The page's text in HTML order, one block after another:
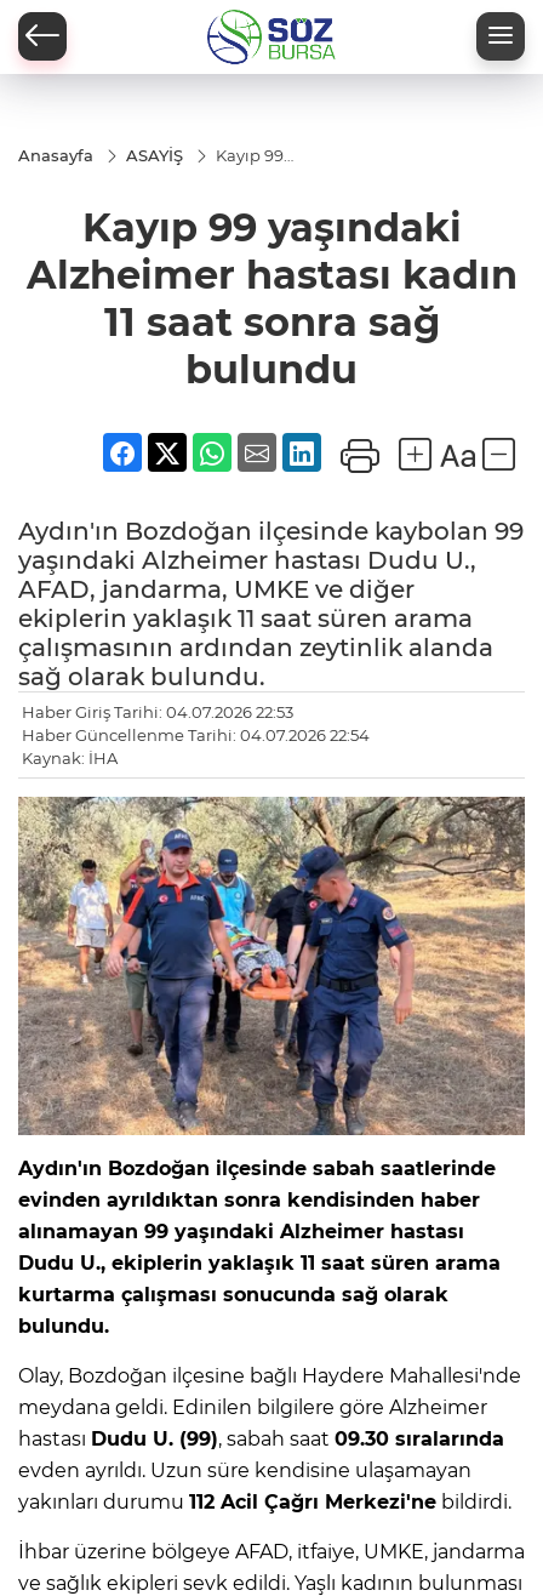
Anasayfa ASAYİŞ
Kayıp 99
hastası
kadın 11
saat sonra
sağ
bulundu
Kayıp 99 yaşındaki
Alzheimer hastası kadın
11 saat sonra sağ
bulundu
Aydın'ın Bozdoğan ilçesinde kaybolan 99
yaşındaki Alzheimer hastası Dudu U.,
AFAD, jandarma, UMKE ve diğer
ekiplerin yaklaşık 11 saat süren arama
çalışmasının ardından zeytinlik alanda
sağ olarak bulundu.
Haber Giriş Tarihi: 04.07.2026 22:53
Haber Güncellenme Tarihi: 04.07.2026 22:54
Kaynak: İHA
Aydın'ın Bozdoğan ilçesinde sabah saatlerinde
evinden ayrıldıktan sonra kendisinden haber
alınamayan 99 yaşındaki Alzheimer hastası
Dudu U., ekiplerin yaklaşık 11 saat süren arama
kurtarma çalışması sonucunda sağ olarak
bulundu.
Olay, Bozdoğan ilçesine bağlı Haydere Mahallesi'nde
meydana geldi. Edinilen bilgilere göre Alzheimer
hastası Dudu U. (99), sabah saat 09.30 sıralarında
evden ayrıldı. Uzun süre kendisine ulaşamayan
yakınları durumu 112 Acil Çağrı Merkezi'ne bildirdi.
İhbar üzerine bölgeye AFAD, itfaiye, UMKE, jandarma
ve sağlık ekipleri sevk edildi. Yaşlı kadının bulunması